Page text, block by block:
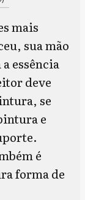
mais
sua mão
essência
deve
se
e
é
forma de